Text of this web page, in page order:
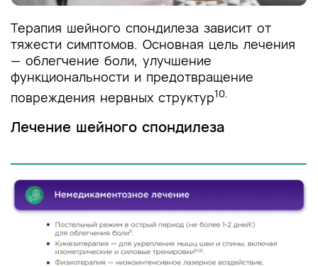
Терапия шейного спондилеза зависит от
тяжести симптомов. Основная цель лечения
— облегчение боли, улучшение
функциональности и предотвращение
повреждения нервных структур10.
Лечение шейного спондилеза